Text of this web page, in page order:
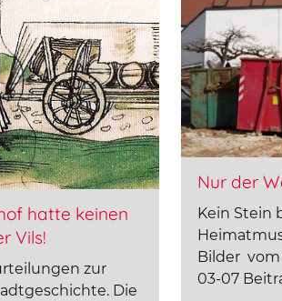
hatte keinen
Vils!
zur
Die
Nur der
Kein Stein
Bilder vom
03-07